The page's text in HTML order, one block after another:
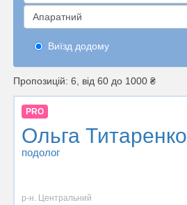
Апаратний
Виїзд додому
Пропозицій: 6, від 60 до 1000 ₴
PRO
Ольга Титаренко
подолог
р-н. Центральний